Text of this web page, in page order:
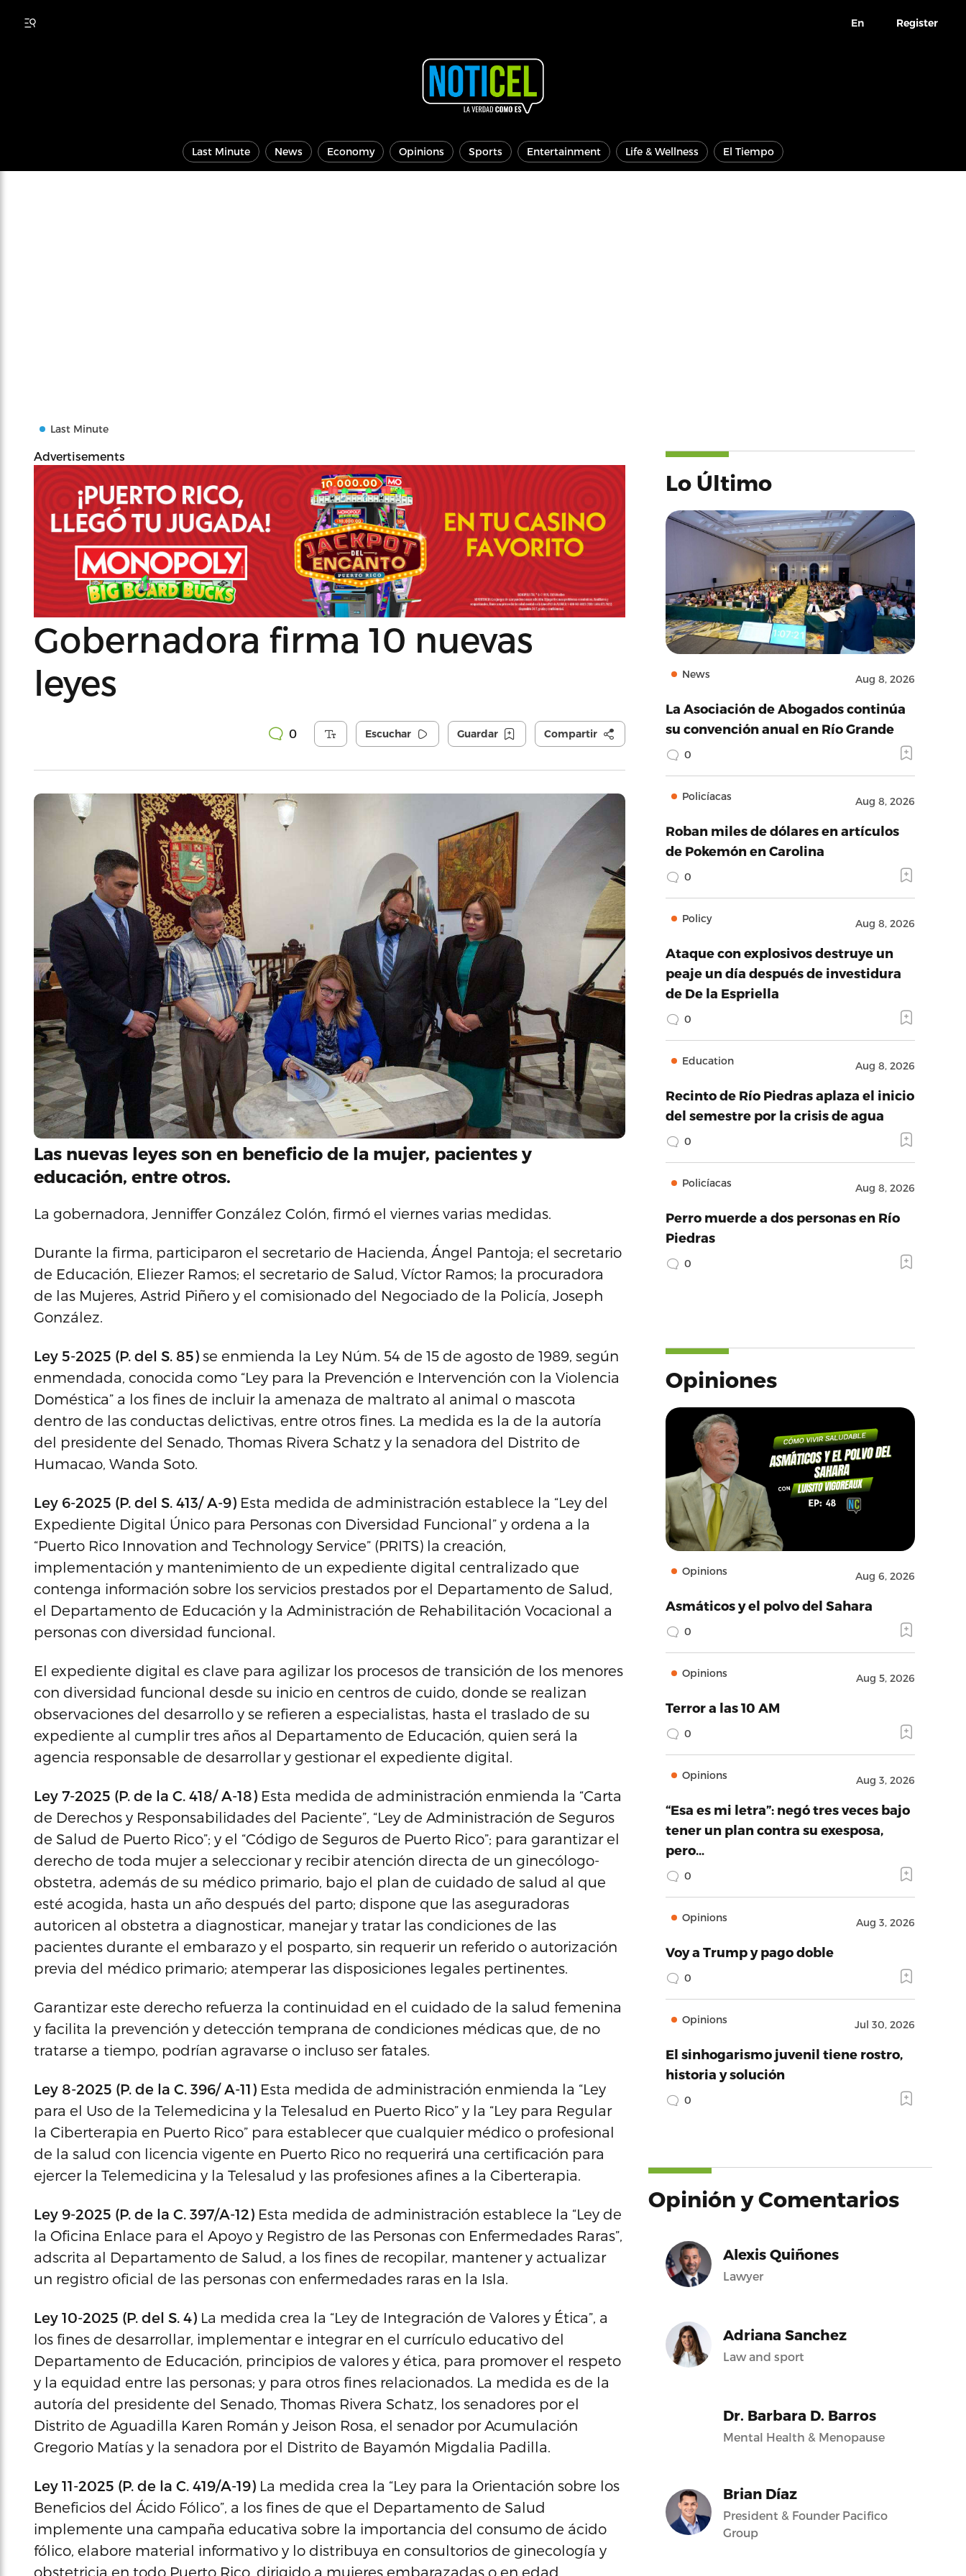
En Register
Last Minute News Economy Opinions Sports Entertainment Life & Wellness El Tiempo
Last Minute
Advertisements
Gobernadora firma 10 nuevas
leyes
0 Escuchar Guardar Compartir
Las nuevas leyes son en beneficio de la mujer, pacientes y
educación, entre otros.
La gobernadora, Jenniffer González Colón, firmó el viernes varias medidas.
Durante la firma, participaron el secretario de Hacienda, Ángel Pantoja; el secretario
de Educación, Eliezer Ramos; el secretario de Salud, Víctor Ramos; la procuradora
de las Mujeres, Astrid Piñero y el comisionado del Negociado de la Policía, Joseph
González.
Ley 5-2025 (P. del S. 85) se enmienda la Ley Núm. 54 de 15 de agosto de 1989, según
enmendada, conocida como “Ley para la Prevención e Intervención con la Violencia
Doméstica” a los fines de incluir la amenaza de maltrato al animal o mascota
dentro de las conductas delictivas, entre otros fines. La medida es la de la autoría
del presidente del Senado, Thomas Rivera Schatz y la senadora del Distrito de
Humacao, Wanda Soto.
Ley 6-2025 (P. del S. 413/ A-9) Esta medida de administración establece la “Ley del
Expediente Digital Único para Personas con Diversidad Funcional” y ordena a la
“Puerto Rico Innovation and Technology Service” (PRITS) la creación,
implementación y mantenimiento de un expediente digital centralizado que
contenga información sobre los servicios prestados por el Departamento de Salud,
el Departamento de Educación y la Administración de Rehabilitación Vocacional a
personas con diversidad funcional.
El expediente digital es clave para agilizar los procesos de transición de los menores
con diversidad funcional desde su inicio en centros de cuido, donde se realizan
observaciones del desarrollo y se refieren a especialistas, hasta el traslado de su
expediente al cumplir tres años al Departamento de Educación, quien será la
agencia responsable de desarrollar y gestionar el expediente digital.
Ley 7-2025 (P. de la C. 418/ A-18) Esta medida de administración enmienda la “Carta
de Derechos y Responsabilidades del Paciente”, “Ley de Administración de Seguros
de Salud de Puerto Rico”; y el “Código de Seguros de Puerto Rico”; para garantizar el
derecho de toda mujer a seleccionar y recibir atención directa de un ginecólogo-
obstetra, además de su médico primario, bajo el plan de cuidado de salud al que
esté acogida, hasta un año después del parto; dispone que las aseguradoras
autoricen al obstetra a diagnosticar, manejar y tratar las condiciones de las
pacientes durante el embarazo y el posparto, sin requerir un referido o autorización
previa del médico primario; atemperar las disposiciones legales pertinentes.
Garantizar este derecho refuerza la continuidad en el cuidado de la salud femenina
y facilita la prevención y detección temprana de condiciones médicas que, de no
tratarse a tiempo, podrían agravarse o incluso ser fatales.
Ley 8-2025 (P. de la C. 396/ A-11) Esta medida de administración enmienda la “Ley
para el Uso de la Telemedicina y la Telesalud en Puerto Rico” y la “Ley para Regular
la Ciberterapia en Puerto Rico” para establecer que cualquier médico o profesional
de la salud con licencia vigente en Puerto Rico no requerirá una certificación para
ejercer la Telemedicina y la Telesalud y las profesiones afines a la Ciberterapia.
Ley 9-2025 (P. de la C. 397/A-12) Esta medida de administración establece la “Ley de
la Oficina Enlace para el Apoyo y Registro de las Personas con Enfermedades Raras”,
adscrita al Departamento de Salud, a los fines de recopilar, mantener y actualizar
un registro oficial de las personas con enfermedades raras en la Isla.
Ley 10-2025 (P. del S. 4) La medida crea la “Ley de Integración de Valores y Ética”, a
los fines de desarrollar, implementar e integrar en el currículo educativo del
Departamento de Educación, principios de valores y ética, para promover el respeto
y la equidad entre las personas; y para otros fines relacionados. La medida es de la
autoría del presidente del Senado, Thomas Rivera Schatz, los senadores por el
Distrito de Aguadilla Karen Román y Jeison Rosa, el senador por Acumulación
Gregorio Matías y la senadora por el Distrito de Bayamón Migdalia Padilla.
Ley 11-2025 (P. de la C. 419/A-19) La medida crea la “Ley para la Orientación sobre los
Beneficios del Ácido Fólico”, a los fines de que el Departamento de Salud
implemente una campaña educativa sobre la importancia del consumo de ácido
fólico, elabore material informativo y lo distribuya en consultorios de ginecología y
obstetricia en todo Puerto Rico, dirigido a mujeres embarazadas o en edad
Lo Último
News Aug 8, 2026
La Asociación de Abogados continúa
su convención anual en Río Grande
0
Policíacas Aug 8, 2026
Roban miles de dólares en artículos
de Pokemón en Carolina
0
Policy Aug 8, 2026
Ataque con explosivos destruye un
peaje un día después de investidura
de De la Espriella
0
Education Aug 8, 2026
Recinto de Río Piedras aplaza el inicio
del semestre por la crisis de agua
0
Policíacas Aug 8, 2026
Perro muerde a dos personas en Río
Piedras
0
Opiniones
Opinions Aug 6, 2026
Asmáticos y el polvo del Sahara
0
Opinions Aug 5, 2026
Terror a las 10 AM
0
Opinions Aug 3, 2026
“Esa es mi letra”: negó tres veces bajo
tener un plan contra su exesposa,
pero…
0
Opinions Aug 3, 2026
Voy a Trump y pago doble
0
Opinions Jul 30, 2026
El sinhogarismo juvenil tiene rostro,
historia y solución
0
Opinión y Comentarios
Alexis Quiñones
Lawyer
Adriana Sanchez
Law and sport
Dr. Barbara D. Barros
Mental Health & Menopause
Brian Díaz
President & Founder Pacifico
Group